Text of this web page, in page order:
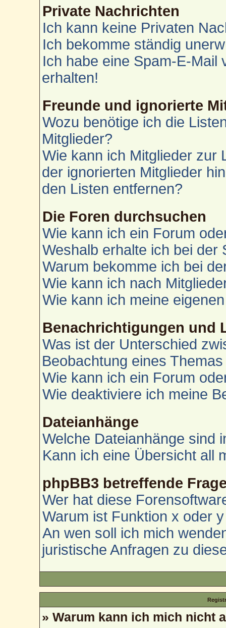
Private Nachrichten
Ich kann keine Privaten
Ich bekomme ständig
Ich habe eine Spam-E-Mail
erhalten!
Freunde und ignorierte
Wozu benötige ich die
Mitglieder?
Wie kann ich Mitglieder zur
der ignorierten Mitglieder
den Listen entfernen?
Die Foren durchsuchen
Wie kann ich ein Forum
Weshalb erhalte ich bei der
Warum bekomme ich bei
Wie kann ich nach
Wie kann ich meine
Benachrichtigungen und
Was ist der Unterschied
Beobachtung eines
Wie kann ich ein Forum
Wie deaktiviere ich meine
Dateianhänge
Welche Dateianhänge sind
Kann ich eine Übersicht all
phpBB3 betreffende
Wer hat diese
Warum ist Funktion x oder
An wen soll ich mich
juristische Anfragen zu
» Warum kann ich mich nicht